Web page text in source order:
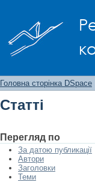
Головна сторінка DSpace
Статті
Перегляд по
За датою публикації
Автори
Заголовки
Теми